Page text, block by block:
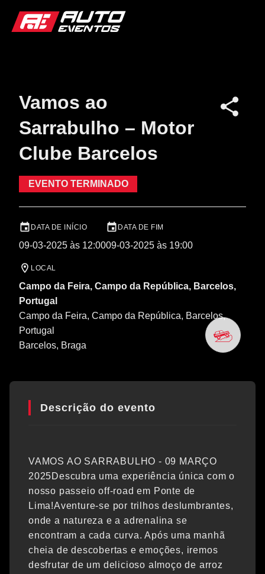
Vamos ao
Sarrabulho – Motor
Clube Barcelos
EVENTO TERMINADO
DATA DE INÍCIO
09-03-2025 às 12:00
DATA DE FIM
09-03-2025 às 19:00
LOCAL
Campo da Feira, Campo da República, Barcelos,
Portugal
Campo da Feira, Campo da República, Barcelos,
Portugal
Barcelos, Braga
Descrição do evento
VAMOS AO SARRABULHO - 09 MARÇO
2025Descubra uma experiência única com o
nosso passeio off-road em Ponte de
Lima!Aventure-se por trilhos deslumbrantes,
onde a natureza e a adrenalina se
encontram a cada curva. Após uma manhã
cheia de descobertas e emoções, iremos
desfrutar de um delicioso almoço de arroz